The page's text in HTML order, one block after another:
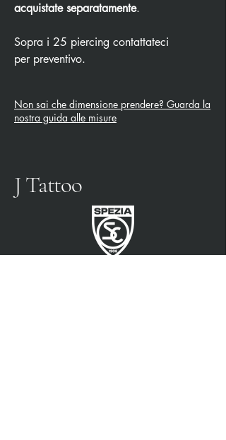
acquistate separatamente.
Sopra i 25 piercing contattateci
per preventivo.
Non sai che dimensione prendere? Guarda la
nostra guida alle misure
J Tattoo